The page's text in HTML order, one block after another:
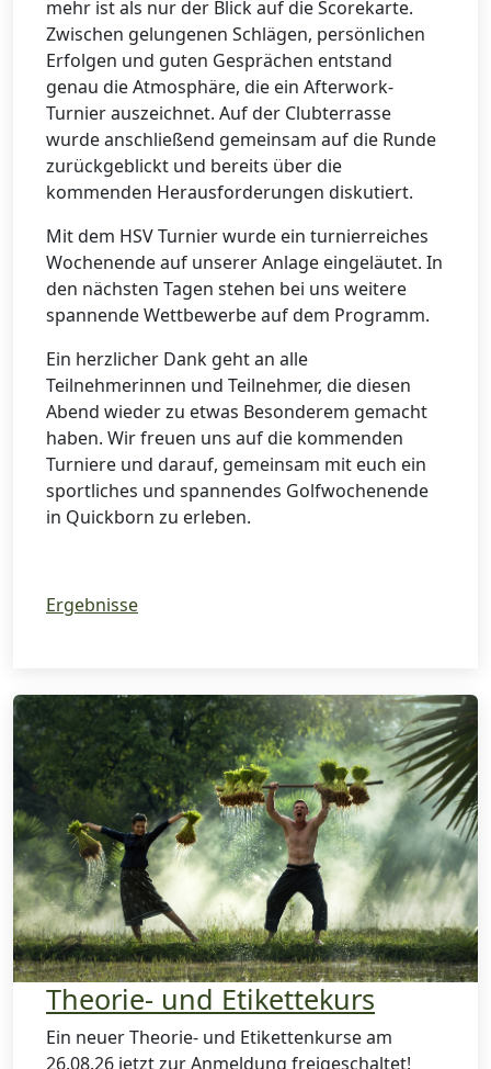
mehr ist als nur der Blick auf die Scorekarte.
Zwischen gelungenen Schlägen, persönlichen
Erfolgen und guten Gesprächen entstand
genau die Atmosphäre, die ein Afterwork-
Turnier auszeichnet. Auf der Clubterrasse
wurde anschließend gemeinsam auf die Runde
zurückgeblickt und bereits über die
kommenden Herausforderungen diskutiert.
Mit dem HSV Turnier wurde ein turnierreiches
Wochenende auf unserer Anlage eingeläutet. In
den nächsten Tagen stehen bei uns weitere
spannende Wettbewerbe auf dem Programm.
Ein herzlicher Dank geht an alle
Teilnehmerinnen und Teilnehmer, die diesen
Abend wieder zu etwas Besonderem gemacht
haben. Wir freuen uns auf die kommenden
Turniere und darauf, gemeinsam mit euch ein
sportliches und spannendes Golfwochenende
in Quickborn zu erleben.
Ergebnisse
Theorie- und Etikettekurs
Ein neuer Theorie- und Etikettenkurse am
26.08.26 jetzt zur Anmeldung freigeschaltet!